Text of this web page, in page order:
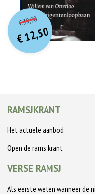
€39,90O
orspr
onkelijke
prijs
was:
€ 39,90.
€12,50
Huidige
prijs
is:€ 12,50.
RAMSJKRANT
Het actuele aanbod
Open de ramsjkrant
VERSE RAMSJ
Als eerste weten wanneer de